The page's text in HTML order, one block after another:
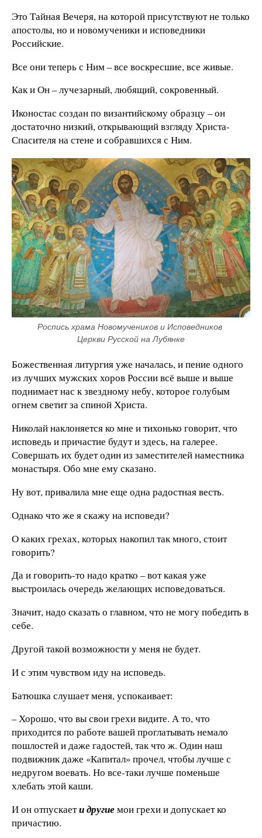
Это Тайная Вечеря, на которой присутствуют не только
апостолы, но и новомученики и исповедники
Российские.
Все они теперь с Ним – все воскресшие, все живые.
Как и Он – лучезарный, любящий, сокровенный.
Иконостас создан по византийскому образцу – он
достаточно низкий, открывающий взгляду Христа-
Спасителя на стене и собравшихся с Ним.
Роспись храма Новомучеников и Исповедников
Церкви Русской на Лубянке
Божественная литургия уже началась, и пение одного
из лучших мужских хоров России всё выше и выше
поднимает нас к звездному небу, которое голубым
огнем светит за спиной Христа.
Николай наклоняется ко мне и тихонько говорит, что
исповедь и причастие будут и здесь, на галерее.
Совершать их будет один из заместителей наместника
монастыря. Обо мне ему сказано.
Ну вот, привалила мне еще одна радостная весть.
Однако что же я скажу на исповеди?
О каких грехах, которых накопил так много, стоит
говорить?
Да и говорить-то надо кратко – вот какая уже
выстроилась очередь желающих исповедоваться.
Значит, надо сказать о главном, что не могу победить в
себе.
Другой такой возможности у меня не будет.
И с этим чувством иду на исповедь.
Батюшка слушает меня, успокаивает:
– Хорошо, что вы свои грехи видите. А то, что
приходится по работе вашей проглатывать немало
пошлостей и даже гадостей, так что ж. Один наш
подвижник даже «Капитал» прочел, чтобы лучше с
недругом воевать. Но все-таки лучше поменьше
хлебать этой каши.
И он отпускаети другие мои грехи и допускает ко
причастию.